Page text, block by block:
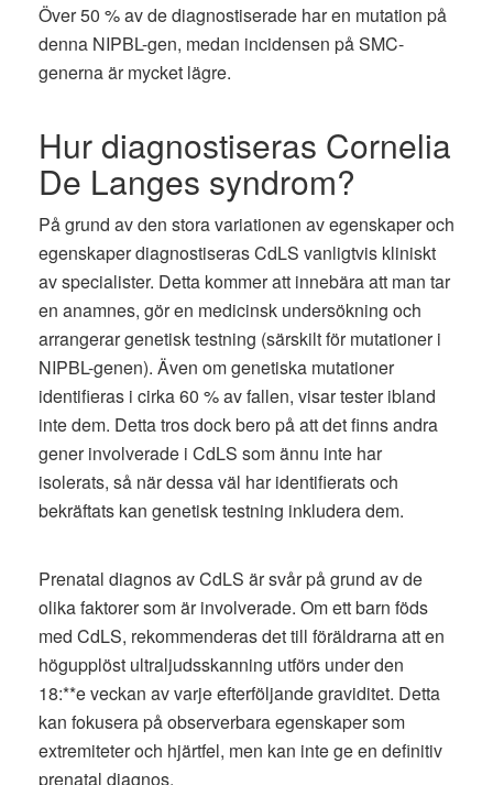
Över 50 % av de diagnostiserade har en mutation på
denna NIPBL-gen, medan incidensen på SMC-
generna är mycket lägre.
Hur diagnostiseras Cornelia
De Langes syndrom?
På grund av den stora variationen av egenskaper och
egenskaper diagnostiseras CdLS vanligtvis kliniskt
av specialister. Detta kommer att innebära att man tar
en anamnes, gör en medicinsk undersökning och
arrangerar genetisk testning (särskilt för mutationer i
NIPBL-genen). Även om genetiska mutationer
identifieras i cirka 60 % av fallen, visar tester ibland
inte dem. Detta tros dock bero på att det finns andra
gener involverade i CdLS som ännu inte har
isolerats, så när dessa väl har identifierats och
bekräftats kan genetisk testning inkludera dem.
Prenatal diagnos av CdLS är svår på grund av de
olika faktorer som är involverade. Om ett barn föds
med CdLS, rekommenderas det till föräldrarna att en
högupplöst ultraljudsskanning utförs under den
18:**e veckan av varje efterföljande graviditet. Detta
kan fokusera på observerbara egenskaper som
extremiteter och hjärtfel, men kan inte ge en definitiv
prenatal diagnos.